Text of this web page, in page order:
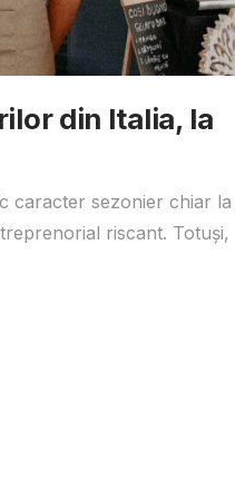
din Italia, la
caracter sezonier chiar la
riscant. Totuși,